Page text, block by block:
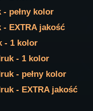
- pełny kolor
- EXTRA jakość
- 1 kolor
- 1 kolor
- pełny kolor
- EXTRA jakość